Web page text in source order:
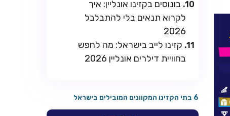
בונוסים בקזינו אונליין: איך
לקרוא תנאים בלי להתבלבל
2026
קזינו לייב בישראל: מה לחפש
בחוויית דילרים אונליין 2026
6 בתי הקזינו המקוונים המובילים בישראל